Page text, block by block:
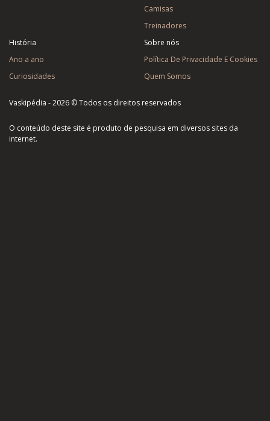
Camisas
Treinadores
História
Ano a ano
Curiosidades
Sobre nós
Política De Privacidade E Cookies
Quem Somos
Vaskipédia - 2026 © Todos os direitos reservados
O conteúdo deste site é produto de pesquisa em diversos sites da
internet.